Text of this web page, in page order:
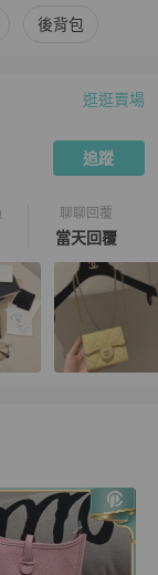
後背包
逛逛賣場
追蹤
聊聊回覆
當天回覆